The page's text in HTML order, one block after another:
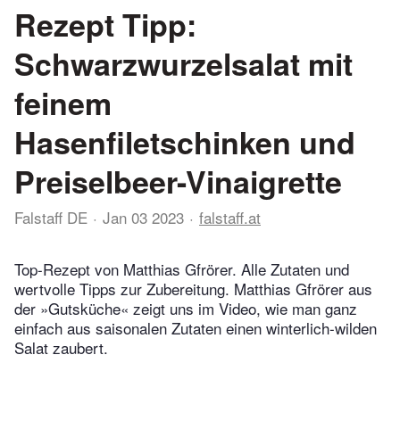
Rezept Tipp:
Schwarzwurzelsalat mit
feinem
Hasenfiletschinken und
Preiselbeer-Vinaigrette
Falstaff DE Jan 03 2023 falstaff.at
Top-Rezept von Matthias Gfrörer. Alle Zutaten und
wertvolle Tipps zur Zubereitung. Matthias Gfrörer aus
der »Gutsküche« zeigt uns im Video, wie man ganz
einfach aus saisonalen Zutaten einen winterlich-wilden
Salat zaubert.